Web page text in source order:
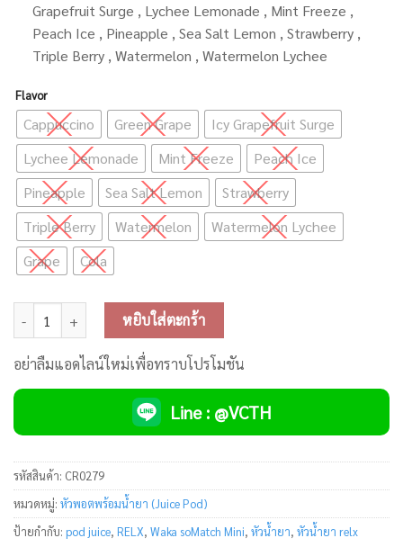
Grapefruit Surge , Lychee Lemonade , Mint Freeze ,
Peach Ice , Pineapple , Sea Salt Lemon , Strawberry ,
Triple Berry , Watermelon , Watermelon Lychee
Flavor
Cappuccino Green Grape
Icy Grapefruit Surge
Lychee Lemonade
Mint Freeze
Peach Ice
Pineapple
Sea Salt Lemon
Strawberry
Triple Berry
Watermelon
Watermelon Lychee
Grape
Cola
จำนวน Waka soMatch Mini Pod Juice by Relx ชิ้น
หยิบใส่ตะกร้า
อย่าลืมแอดไลน์ใหม่เพื่อทราบโปรโมชัน
Line : @VCTH
รหัสสินค้า: CR0279
หมวดหมู่: หัวพอตพร้อมน้ำยา (Juice Pod)
ป้ายกำกับ: pod juice, RELX, Waka soMatch Mini, หัวน้ำยา, หัวน้ำยา relx